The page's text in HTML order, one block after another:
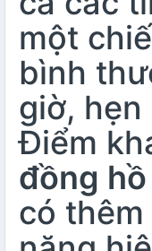
một
bình
giờ,
Điểm
đồng
có